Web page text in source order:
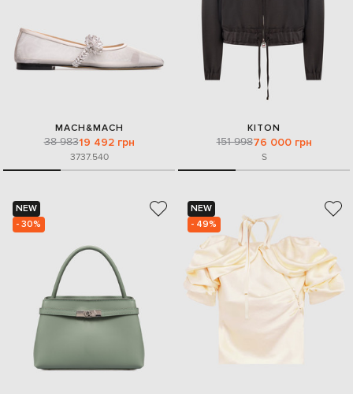
MACH&MACH
38 98319 492 грн
3737.540
KITON
151 99876 000 грн
S
NEW
- 30%
NEW
- 49%